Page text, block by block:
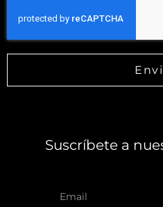
Suscríbete a